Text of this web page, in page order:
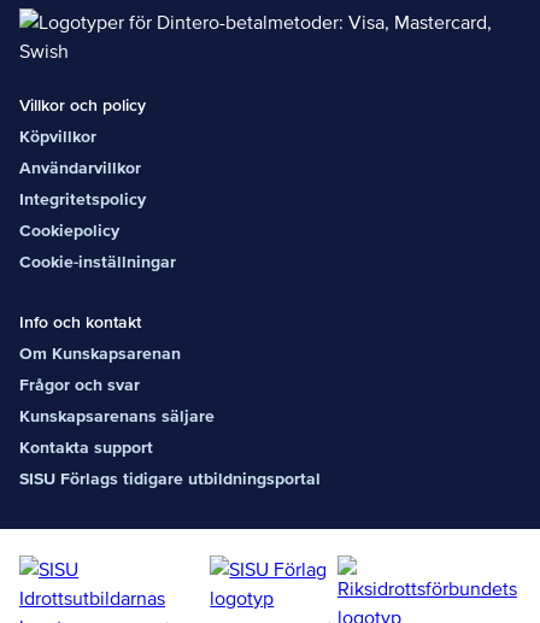
Villkor och policy
Köpvillkor
Användarvillkor
Integritetspolicy
Cookiepolicy
Cookie-inställningar
Info och kontakt
Om Kunskapsarenan
Frågor och svar
Kunskapsarenans säljare
Kontakta support
SISU Förlags tidigare utbildningsportal